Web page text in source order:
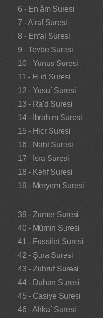
6 - En’âm Suresi
7 - A'raf Suresi
8 - Enfal Suresi
9 - Tevbe Suresi
10 - Yunus Suresi
11 - Hud Suresi
12 - Yusuf Suresi
13 - Ra'd Suresi
14 - İbrahim Suresi
15 - Hicr Suresi
16 - Nahl Suresi
17 - İsra Suresi
18 - Kehf Suresi
19 - Meryem Suresi
39 - Zumer Suresi
40 - Mümin Suresi
41 - Fussilet Suresi
42 - Şura Suresi
43 - Zuhruf Suresi
44 - Duhan Suresi
45 - Casiye Suresi
46 - Ahkaf Suresi